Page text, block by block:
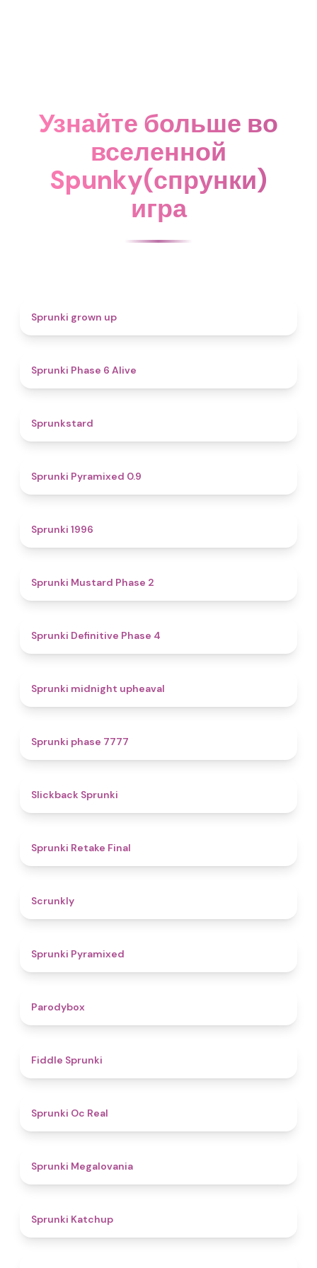
Узнайте больше во
вселенной
Spunky(спрунки)
игра
Sprunki grown up
Sprunki Phase 6 Alive
Sprunkstard
Sprunki Pyramixed 0.9
Sprunki 1996
Sprunki Mustard Phase 2
Sprunki Definitive Phase 4
Sprunki midnight upheaval
Sprunki phase 7777
Slickback Sprunki
Sprunki Retake Final
Scrunkly
Sprunki Pyramixed
Parodybox
Fiddle Sprunki
Sprunki Oc Real
Sprunki Megalovania
Sprunki Katchup